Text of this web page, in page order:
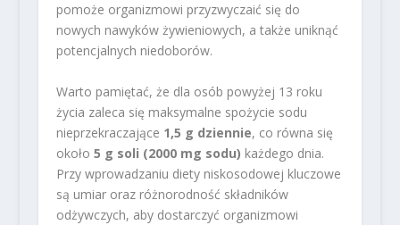
pomoże organizmowi przyzwyczaić się do
nowych nawyków żywieniowych, a także uniknąć
potencjalnych niedoborów.
Warto pamiętać, że dla osób powyżej 13 roku
życia zaleca się maksymalne spożycie sodu
nieprzekraczające 1,5 g dziennie, co równa się
około 5 g soli (2000 mg sodu) każdego dnia.
Przy wprowadzaniu diety niskosodowej kluczowe
są umiar oraz różnorodność składników
odżywczych, aby dostarczyć organizmowi